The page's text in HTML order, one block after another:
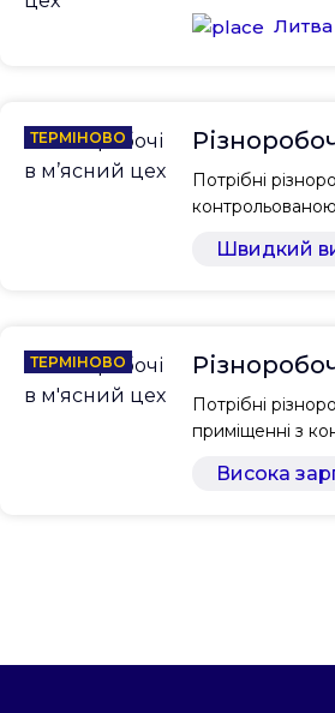
Литва
ТЕРМІНОВО
Потрібні
Швидкий
ТЕРМІНОВО
Потрібні
приміщенні з
Висока